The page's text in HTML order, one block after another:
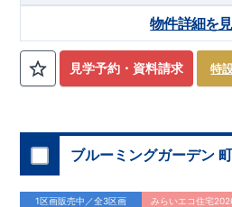
まで徒歩22分 ・JR横浜線「相模原
◇ロケーション◇
・相模原市立横山小学校
ローゼン横山台店 徒歩5分
横山台店 徒歩7分 ​・セブンイレ
店 徒歩2分
◇ブルーミングガーデンのこだわり
【全棟自社一貫体制】
・設計、施工、営業が互いに協力し
いたします。
・不要な中間マージンを抑えること
間の品質保証を実施。お引渡しから
え、アフターサービスを外部の業者
ープ「東栄ホームサービス株式会社
見学予約・資料請求 特
物件詳細を
ブルーミングガーデン
1区画販売中／全3区画 みらいエコ住宅